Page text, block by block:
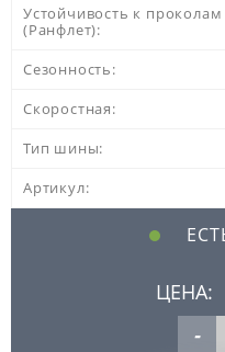
Устойчивость к проколам
(Ранфлет):
Сезонность:
Скоростная:
Тип шины:
Артикул:
ЦЕНА:
-